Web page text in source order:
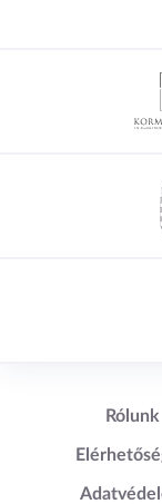
Lábléc1
Rólunk